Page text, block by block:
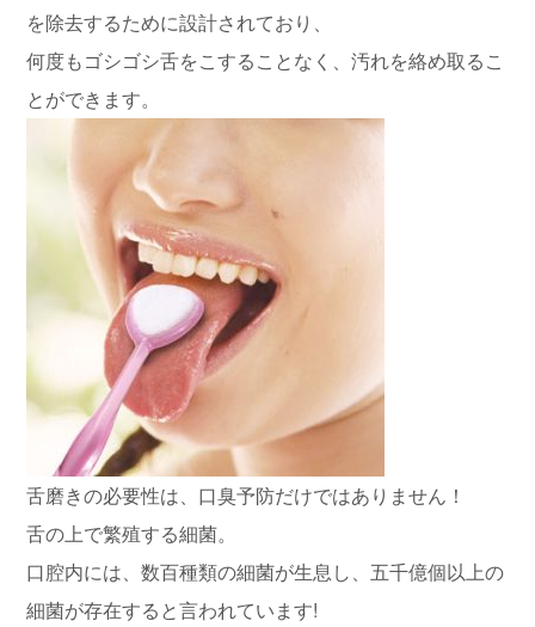
を除去するために設計されており、
何度もゴシゴシ舌をこすることなく、汚れを絡め取るこ
とができます。
舌磨きの必要性は、口臭予防だけではありません！
舌の上で繁殖する細菌。
口腔内には、数百種類の細菌が生息し、五千億個以上の
細菌が存在すると言われています!